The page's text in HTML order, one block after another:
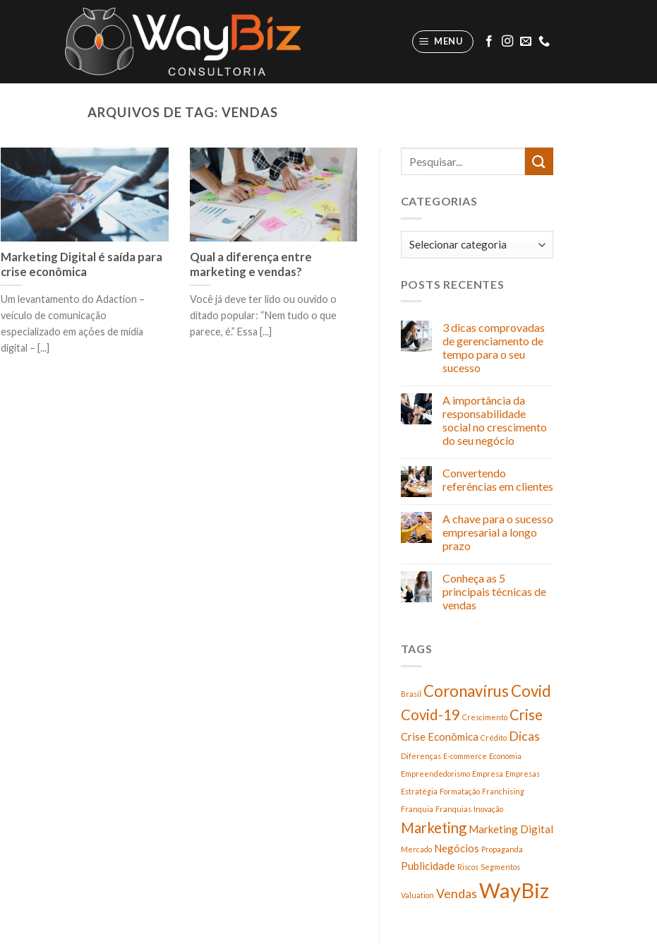
MENU
ARQUIVOS DE TAG:VENDAS
Marketing Digital é saída para
crise econômica
Um levantamento do Adaction –
veículo de comunicação
especializado em ações de mídia
digital – [...]
Qual a diferença entre
marketing e vendas?
Você já deve ter lido ou ouvido o
ditado popular: “Nem tudo o que
parece, é.” Essa [...]
CATEGORIAS
Categorias
POSTS RECENTES
3 dicas comprovadas
de gerenciamento de
tempo para o seu
sucesso
A importância da
responsabilidade
social no crescimento
do seu negócio
Convertendo
referências em clientes
A chave para o sucesso
empresarial a longo
prazo
Conheça as 5
principais técnicas de
vendas
TAGS
Brasil CoronavírusCovid
Covid-19 Crescimento Crise
Crise Econômica Crédito Dicas
Diferenças E-commerce Economia
Empreendedorismo Empresa Empresas
Estratégia Formatação Franchising
Franquia Franquias Inovação
Marketing Marketing Digital
Mercado Negócios Propaganda
Publicidade Riscos Segmentos
Valuation VendasWayBiz